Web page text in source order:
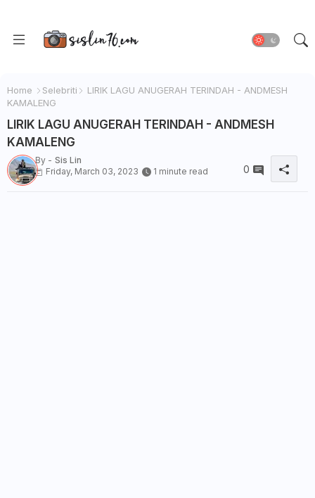
Home Selebriti
LIRIK LAGU ANUGERAH TERINDAH - ANDMESH
KAMALENG
LIRIK LAGU ANUGERAH TERINDAH - ANDMESH
KAMALENG
By - Sis Lin
Friday, March 03, 2023
1 minute read 0